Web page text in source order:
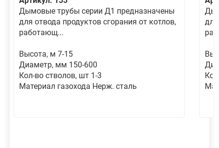
Дымовые трубы серии Д1 предназначены
для отвода продуктов сгорания от котлов,
работающ...
Высота, м 7-15
Диаметр, мм 150-600
Кол-во стволов, шт 1-3
Материал газохода Нерж. сталь